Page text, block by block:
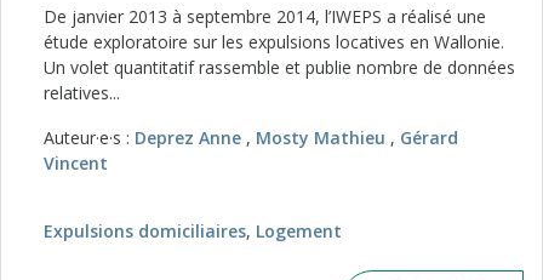
De janvier 2013 à septembre 2014, l’IWEPS a réalisé une
étude exploratoire sur les expulsions locatives en Wallonie.
Un volet quantitatif rassemble et publie nombre de données
relatives...
Auteur·e·s : Deprez Anne , Mosty Mathieu , Gérard
Vincent
Expulsions domiciliaires, Logement